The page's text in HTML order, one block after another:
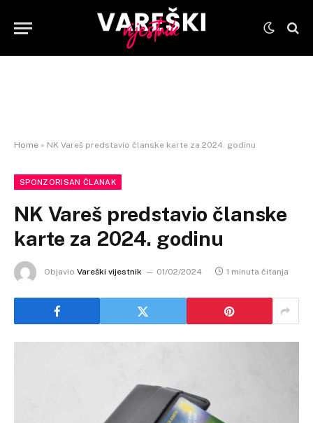
Home » NK Vareš predstavio članske karte za 2024. godinu
SPONZORISAN ČLANAK
NK Vareš predstavio članske
karte za 2024. godinu
Objavio Vareški vijestnik 01/02/2024 1 minuta čitanja